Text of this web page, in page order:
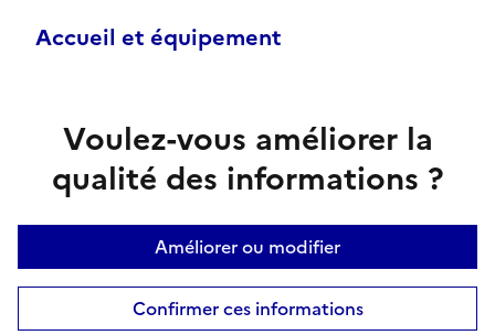
Accueil et équipement
Voulez-vous améliorer la
qualité des informations ?
Améliorer ou modifier
Confirmer ces informations